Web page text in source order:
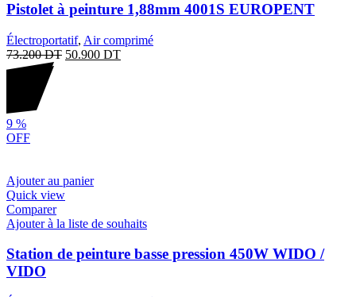
Pistolet à peinture 1,88mm 4001S EUROPENT
Électroportatif, Air comprimé
73.200DT 50.900 DT
9 %
OFF
Ajouter au panier
Quick view
Comparer
Ajouter à la liste de souhaits
Station de peinture basse pression 450W WIDO /
VIDO